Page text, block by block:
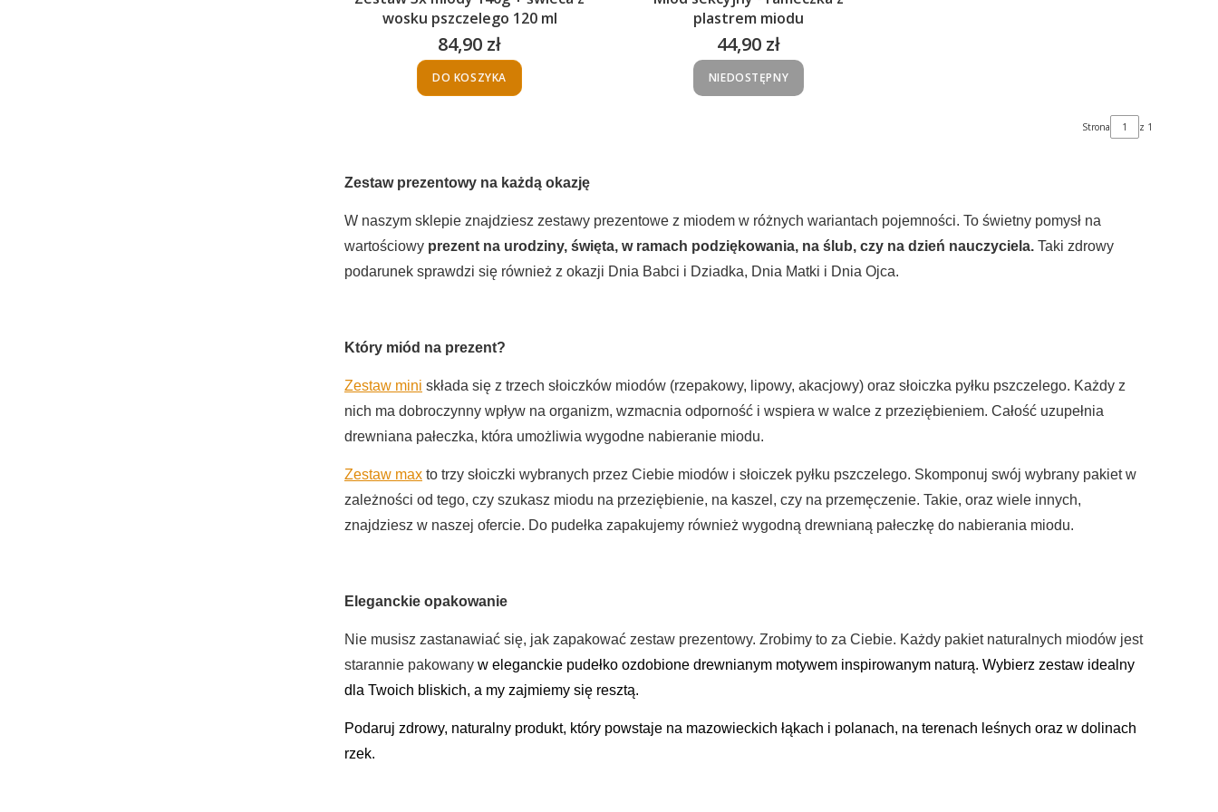
wosku pszczelego 120 ml
Cena
84,90 zł
DO KOSZYKA
plastrem miodu
Cena
44,90 zł
NIEDOSTĘPNY
Strona z 1
Zestaw prezentowy na każdą okazję
W naszym sklepie znajdziesz zestawy prezentowe z miodem w różnych wariantach pojemności. To świetny pomysł na
wartościowy prezent na urodziny, święta, w ramach podziękowania, na ślub, czy na dzień nauczyciela. Taki zdrowy
podarunek sprawdzi się również z okazji Dnia Babci i Dziadka, Dnia Matki i Dnia Ojca.
Który miód na prezent?
Zestaw mini składa się z trzech słoiczków miodów (rzepakowy, lipowy, akacjowy) oraz słoiczka pyłku pszczelego. Każdy z
nich ma dobroczynny wpływ na organizm, wzmacnia odporność i wspiera w walce z przeziębieniem. Całość uzupełnia
drewniana pałeczka, która umożliwia wygodne nabieranie miodu.
Zestaw max to trzy słoiczki wybranych przez Ciebie miodów i słoiczek pyłku pszczelego. Skomponuj swój wybrany pakiet w
zależności od tego, czy szukasz miodu na przeziębienie, na kaszel, czy na przemęczenie. Takie, oraz wiele innych,
znajdziesz w naszej ofercie. Do pudełka zapakujemy również wygodną drewnianą pałeczkę do nabierania miodu.
Eleganckie opakowanie
Nie musisz zastanawiać się, jak zapakować zestaw prezentowy. Zrobimy to za Ciebie. Każdy pakiet naturalnych miodów jest
starannie pakowany w eleganckie pudełko ozdobione drewnianym motywem inspirowanym naturą. Wybierz zestaw idealny
dla Twoich bliskich, a my zajmiemy się resztą.
Podaruj zdrowy, naturalny produkt, który powstaje na mazowieckich łąkach i polanach, na terenach leśnych oraz w dolinach
rzek.